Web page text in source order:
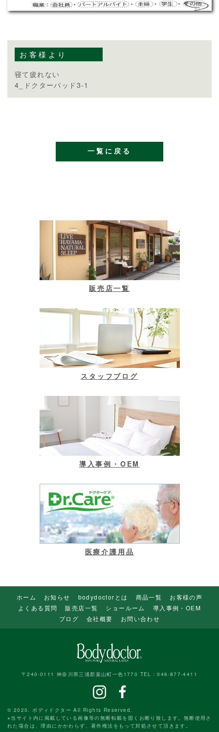
お客様より
寝て疲れない
4_ドクターパッド3-1
一覧に戻る
販売店一覧
スタッフブログ
導入事例・OEM
医療介護用品
ホーム お知らせ bodydoctorとは 商品一覧
お客様の声
よくある質問
販売店一覧 ショールーム
導入事例・OEM
ブログ
会社概要 お問い合わせ
〒240-0111 神奈川県三浦郡葉山町一色1770 TEL：046-877-4411
© 2020. ボディドクター All Rights Reserved.
※当サイト内に掲載している画像等の無断転載を固くお断り致します。無断使用さ
れた場合は、理由にかかわらず、著作権法をもって対処させて頂きます。